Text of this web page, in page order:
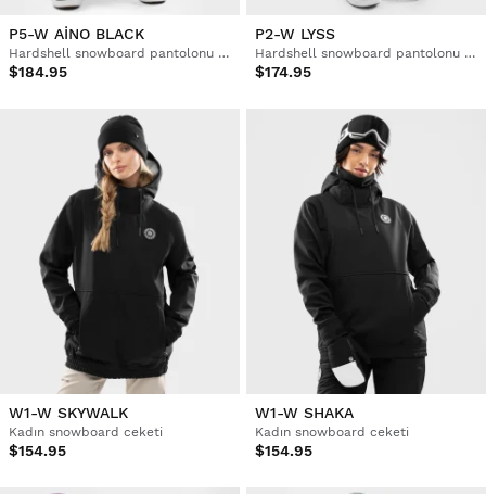
P5-W AINO BLACK
Hardshell snowboard pantolonu kadın
$184.95
P2-W LYSS
Hardshell snowboard pantolonu kadın
$174.95
W1-W SKYWALK
Kadın snowboard ceketi
$154.95
W1-W SHAKA
Kadın snowboard ceketi
$154.95